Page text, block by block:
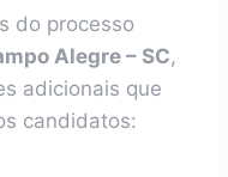
do processo
Alegre – SC,
adicionais que
candidatos: